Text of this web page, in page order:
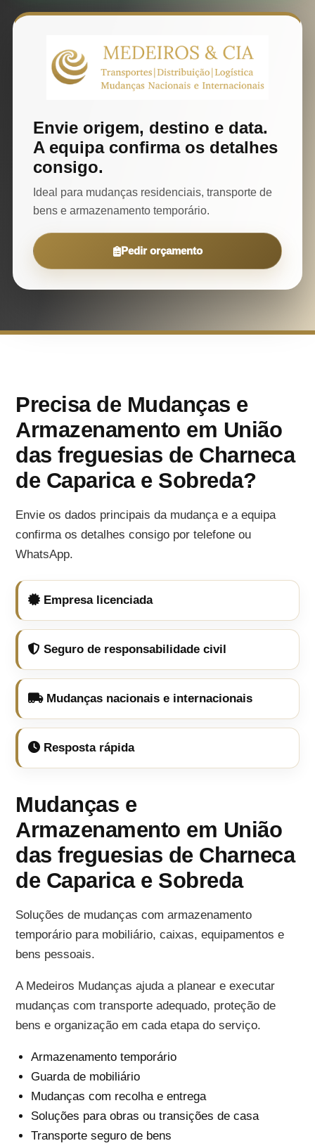
Envie origem, destino e data.
A equipa confirma os detalhes
consigo.
Ideal para mudanças residenciais, transporte de
bens e armazenamento temporário.
Pedir orçamento
Precisa de Mudanças e
Armazenamento em União
das freguesias de Charneca
de Caparica e Sobreda?
Envie os dados principais da mudança e a equipa
confirma os detalhes consigo por telefone ou
WhatsApp.
Empresa licenciada
Seguro de responsabilidade civil
Mudanças nacionais e internacionais
Resposta rápida
Mudanças e
Armazenamento em União
das freguesias de Charneca
de Caparica e Sobreda
Soluções de mudanças com armazenamento
temporário para mobiliário, caixas, equipamentos e
bens pessoais.
A Medeiros Mudanças ajuda a planear e executar
mudanças com transporte adequado, proteção de
bens e organização em cada etapa do serviço.
Armazenamento temporário
Guarda de mobiliário
Mudanças com recolha e entrega
Soluções para obras ou transições de casa
Transporte seguro de bens